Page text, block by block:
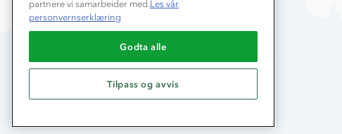
partnere vi samarbeider med.Les vår
personvernserklæring
Godta alle
Tilpass og avvis